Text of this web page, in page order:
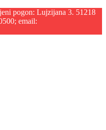
pogon: Lujzijana 3. 51218
email: